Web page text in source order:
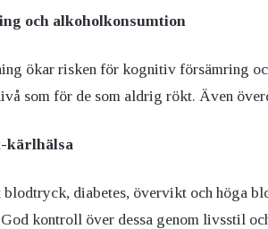
och alkoholkonsumtion
ökar risken för kognitiv försämring
som för de som aldrig rökt. Även
kärlhälsa
diabetes, övervikt och höga
God kontroll över dessa genom livsstil